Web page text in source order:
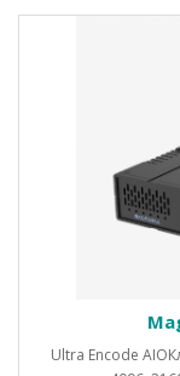
Ultra Encode